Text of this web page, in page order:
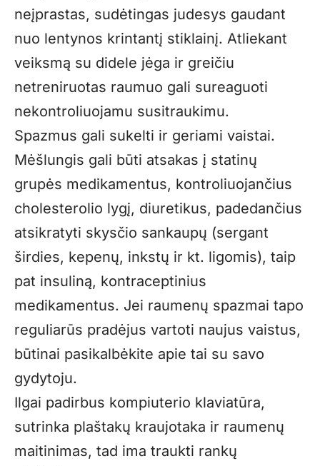
neįprastas, sudėtingas judesys gaudant
nuo lentynos krintantį stiklainį. Atliekant
veiksmą su didele jėga ir greičiu
netreniruotas raumuo gali sureaguoti
nekontroliuojamu susitraukimu.
Spazmus gali sukelti ir geriami vaistai.
Mėšlungis gali būti atsakas į statinų
grupės medikamentus, kontroliuojančius
cholesterolio lygį, diuretikus, padedančius
atsikratyti skysčio sankaupų (sergant
širdies, kepenų, inkstų ir kt. ligomis), taip
pat insuliną, kontraceptinius
medikamentus. Jei raumenų spazmai tapo
reguliarūs pradėjus vartoti naujus vaistus,
būtinai pasikalbėkite apie tai su savo
gydytoju.
Ilgai padirbus kompiuterio klaviatūra,
sutrinka plaštakų kraujotaka ir raumenų
maitinimas, tad ima traukti rankų